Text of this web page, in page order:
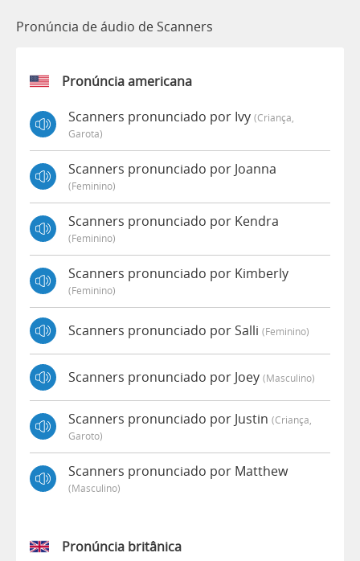
Pronúncia de áudio de Scanners
Pronúncia americana
Scanners pronunciado por Ivy (criança,
Garota)
Scanners pronunciado por Joanna
(feminino)
Scanners pronunciado por Kendra
(feminino)
Scanners pronunciado por Kimberly
(feminino)
Scanners pronunciado por Salli (feminino)
Scanners pronunciado por Joey (masculino)
Scanners pronunciado por Justin (criança,
Garoto)
Scanners pronunciado por Matthew
(masculino)
Pronúncia britânica